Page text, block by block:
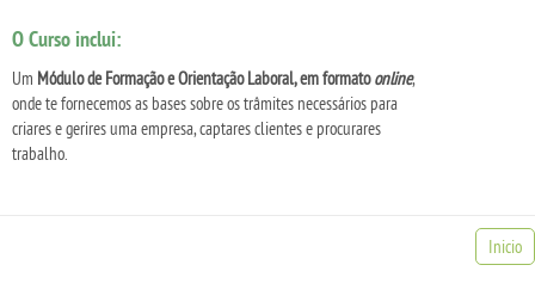
O Curso inclui:
Um Módulo de Formação e Orientação Laboral, em formato online,
onde te fornecemos as bases sobre os trâmites necessários para
criares e gerires uma empresa, captares clientes e procurares
trabalho.
Inicio